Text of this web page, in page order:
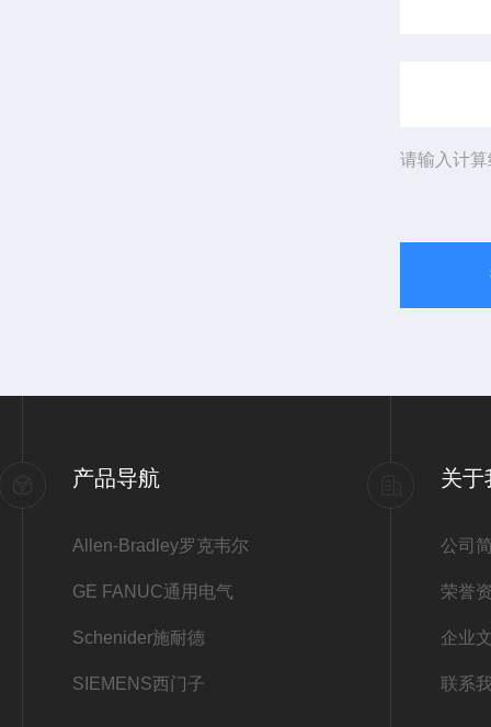
请输入计
产品导航
Allen-Bradley罗克韦尔
GE FANUC通用电气
Schenider施耐德
SIEMENS西门子
关于
公司
荣誉
企业
联系